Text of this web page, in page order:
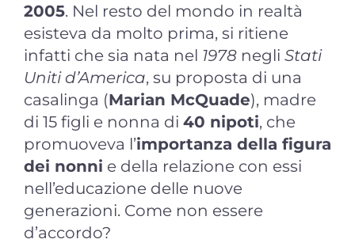
2005. Nel resto del mondo in realtà
esisteva da molto prima, si ritiene
infatti che sia nata nel 1978 negli Stati
Uniti d’America, su proposta di una
casalinga (Marian McQuade), madre
di 15 figli e nonna di 40 nipoti, che
promuoveva l’importanza della figura
dei nonni e della relazione con essi
nell’educazione delle nuove
generazioni. Come non essere
d’accordo?